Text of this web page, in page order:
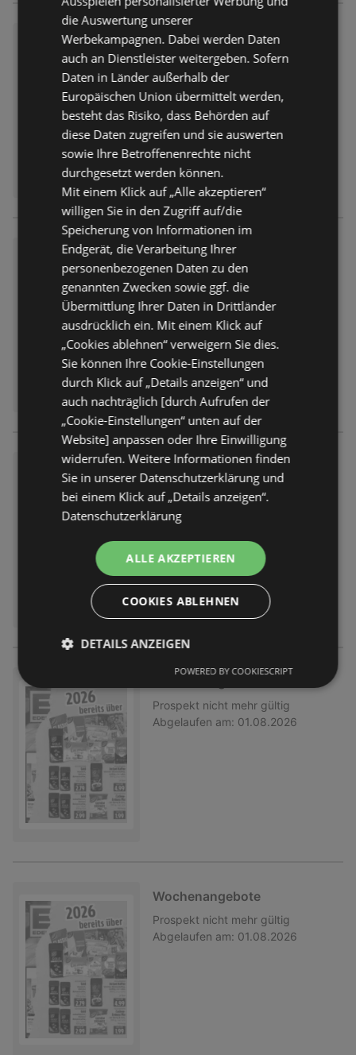
Wochenangebote
Prospekt nicht mehr gültig
Abgelaufen am:
Wochenangebote
Prospekt nicht mehr gültig
Abgelaufen am: 01.08.2026
Wochenangebote
Prospekt nicht mehr gültig
Abgelaufen am:
01.08.2026
Prospekt nicht mehr gültig
Abgelaufen am: 01.08.2026
Wochenangebote
Prospekt nicht mehr gültig
Abgelaufen am: 01.08.2026
die Auswertung unserer
Werbekampagnen. Dabei werden Daten
auch an Dienstleister weitergeben. Sofern
Daten in Länder außerhalb der
Europäischen Union übermittelt werden,
besteht das Risiko, dass Behörden auf
diese Daten zugreifen und sie auswerten
sowie Ihre Betroffenenrechte nicht
durchgesetzt werden können.
Mit einem Klick auf „Alle akzeptieren“
willigen Sie in den Zugriff auf/die
Speicherung von Informationen im
Endgerät, die Verarbeitung Ihrer
personenbezogenen Daten zu den
genannten Zwecken sowie ggf. die
Übermittlung Ihrer Daten in Drittländer
ausdrücklich ein. Mit einem Klick auf
„Cookies ablehnen“ verweigern Sie dies.
Sie können Ihre Cookie-Einstellungen
durch Klick auf „Details anzeigen“ und
auch nachträglich [durch Aufrufen der
„Cookie-Einstellungen“ unten auf der
Website] anpassen oder Ihre Einwilligung
widerrufen. Weitere Informationen finden
Sie in unserer Datenschutzerklärung und
bei einem Klick auf „Details anzeigen“.
Datenschutzerklärung
ALLE AKZEPTIEREN
COOKIES ABLEHNEN
DETAILS ANZEIGEN
POWERED BY COOKIESCRIPT